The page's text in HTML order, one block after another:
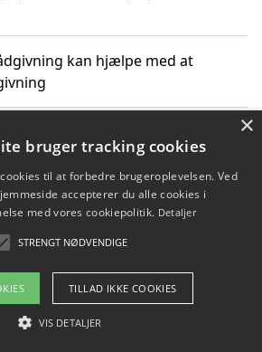
kan hjælpe med at
online kan inspirere til
webshops for at spare på
CO2-udledning
2026 - Pilanto Aps
×
bruger tracking cookies
til at forbedre brugeroplevelsen. Ved
accepterer du alle cookies i
med vores cookiepolitik. Detaljer
STRENGT NØDVENDIGE
TILLAD IKKE COOKIES
VIS DETALJER